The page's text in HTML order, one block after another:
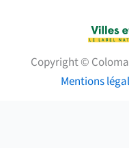
Copyright ©
Mentions